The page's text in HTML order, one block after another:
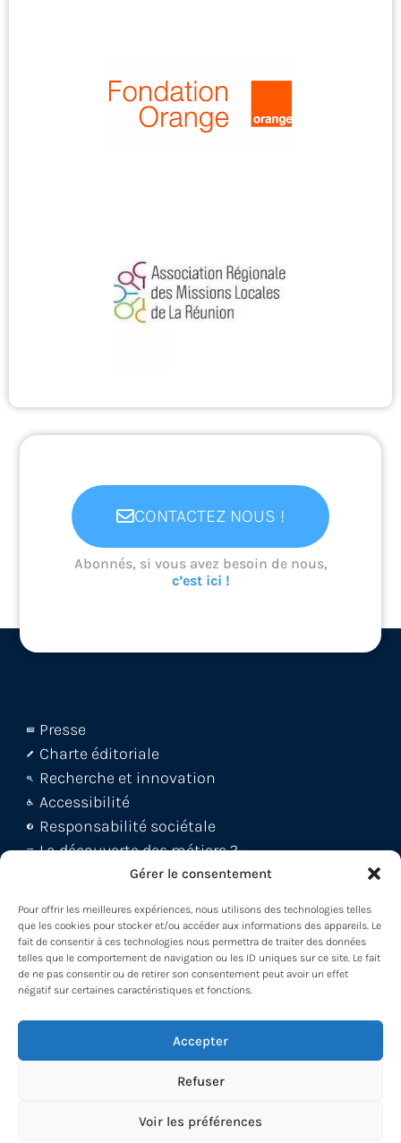
Gérer le consentement
Pour offrir les meilleures expériences, nous utilisons des technologies telles
que les cookies pour stocker et/ou accéder aux informations des appareils. Le
fait de consentir à ces technologies nous permettra de traiter des données
telles que le comportement de navigation ou les ID uniques sur ce site. Le fait
de ne pas consentir ou de retirer son consentement peut avoir un effet
négatif sur certaines caractéristiques et fonctions.
Accepter
Refuser
Voir les préférences
CONTACTEZ NOUS !
Abonnés, si vous avez besoin de nous,
c’est ici !
Presse
Charte éditoriale
Recherche et innovation
Accessibilité
Responsabilité sociétale
La découverte des métiers ?
Le blog Métiers 360 !
Découvrez la WebApp
Découvrez le Back office
Découvrez le Loader -MDM
Participez à nos formations !